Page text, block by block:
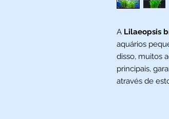
A Lilaeopsis
aquários
disso, muitos
principais,
através de